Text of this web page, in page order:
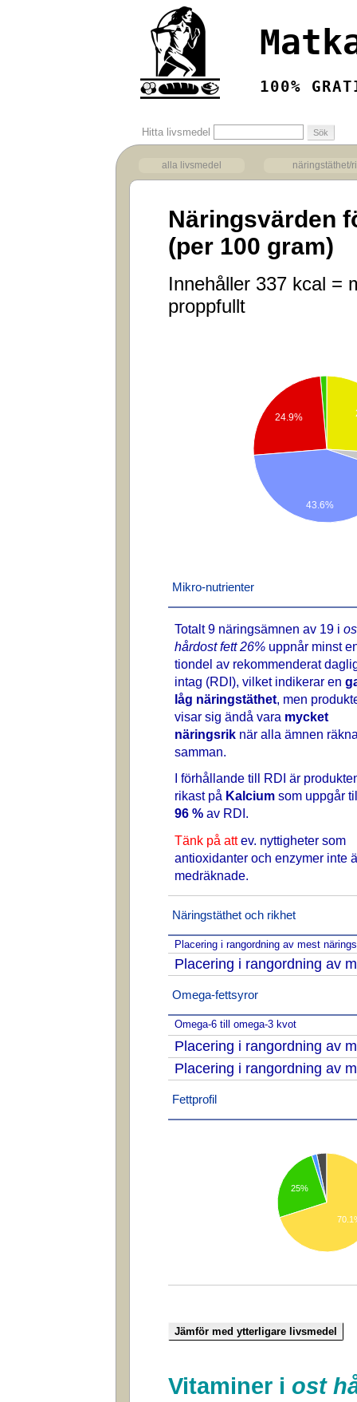
100%
Hitta livsmedel
alla livsmedel näringstäthet/
Näringsvärden
(per 100 gram)
Innehåller 337 kcal =
proppfullt
24.9%
43.6%
Mikro-nutrienter
Totalt 9 näringsämnen av 19 i
hårdost fett 26% uppnår minst
tiondel av rekommenderat
intag (RDI), vilket indikerar en
låg näringstäthet, men
visar sig ändå vara mycket
näringsrik när alla ämnen
samman.
I förhållande till RDI är
rikast på Kalcium som uppgår
96 % av RDI.
Tänk på attev. nyttigheter som
antioxidanter och enzymer inte
medräknade.
Näringstäthet och rikhet
Placering i rangordning av mest
Placering i rangordning av
Omega-fettsyror
Omega-6 till omega-3 kvot
Placering i rangordning av
Placering i rangordning av
Fettprofil
25%
Vitaminer i ost